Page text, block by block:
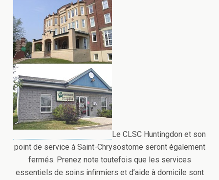
Le CLSC Huntingdon et son
point de service à Saint-Chrysostome seront également
fermés. Prenez note toutefois que les services
essentiels de soins infirmiers et d’aide à domicile sont